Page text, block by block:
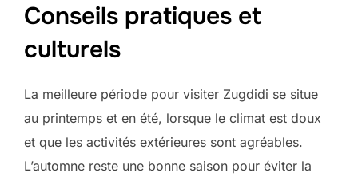
Conseils pratiques et
culturels
La meilleure période pour visiter Zugdidi se situe
au printemps et en été, lorsque le climat est doux
et que les activités extérieures sont agréables.
L’automne reste une bonne saison pour éviter la